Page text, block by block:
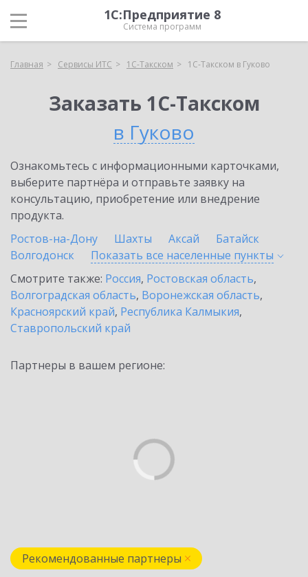
1С:Предприятие 8
Система программ
Главная Сервисы ИТС 1С-Такском 1С-Такском в Гуково
Заказать 1С-Такском
в Гуково
Ознакомьтесь с информационными карточками,
выберите партнёра и отправьте заявку на
консультацию, приобретение или внедрение
продукта.
Ростов-на-Дону
Шахты Аксай
Батайск
Волгодонск
Показать все населенные пункты
Смотрите также: Россия, Ростовская область,
Волгоградская область, Воронежская область,
Красноярский край, Республика Калмыкия,
Ставропольский край
Партнеры в вашем регионе:
Рекомендованные партнеры